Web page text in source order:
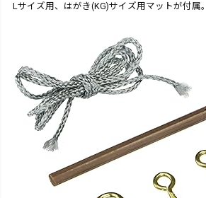
Lサイズ用、はがき(KG)サイズ用マットが付属。